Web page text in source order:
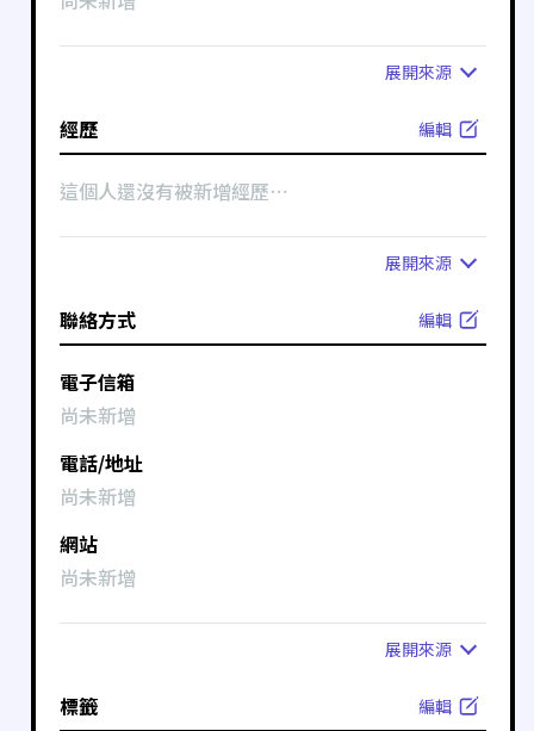
展開來源
經歷 編輯
這個人還沒有被新增經歷⋯
展開來源
聯絡方式 編輯
電子信箱
尚未新增
電話/地址
尚未新增
網站
尚未新增
展開來源
標籤 編輯